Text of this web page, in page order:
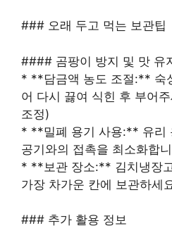
### 오래 두고 먹는 보관팁
#### 곰팡이 방지 및 맛 유
* **담금액 농도 조절:** 숙
어 다시 끓여 식힌 후 부어
조정)
* **밀폐 용기 사용:** 유리
공기와의 접촉을 최소화합
* **보관 장소:** 김치냉장
가장 차가운 칸에 보관하세
### 추가 활용 정보